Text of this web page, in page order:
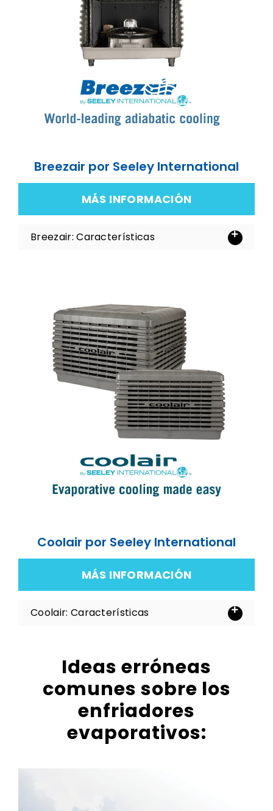
Breezair por Seeley International
MÁS INFORMACIÓN
Breezair: Características
Coolair por Seeley International
MÁS INFORMACIÓN
Coolair: Características
Ideas erróneas
comunes sobre los
enfriadores
evaporativos: